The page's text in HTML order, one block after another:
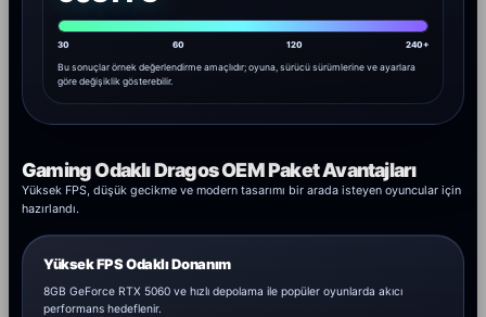
30 60 120 240+
Bu sonuçlar örnek değerlendirme amaçlıdır; oyuna, sürücü sürümlerine ve ayarlara
göre değişiklik gösterebilir.
Gaming Odaklı Dragos OEM Paket Avantajları
Yüksek FPS, düşük gecikme ve modern tasarımı bir arada isteyen oyuncular için
hazırlandı.
Yüksek FPS Odaklı Donanım
8GB GeForce RTX 5060 ve hızlı depolama ile popüler oyunlarda akıcı
performans hedeflenir.